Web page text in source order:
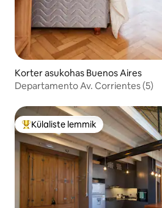
Korter asukohas Buenos Aires
Departamento Av. Corrientes (5)
Külaliste suur lemmik
Külaliste lemmik